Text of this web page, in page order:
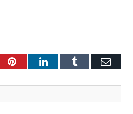
PinterestLinkedInTumblr E-